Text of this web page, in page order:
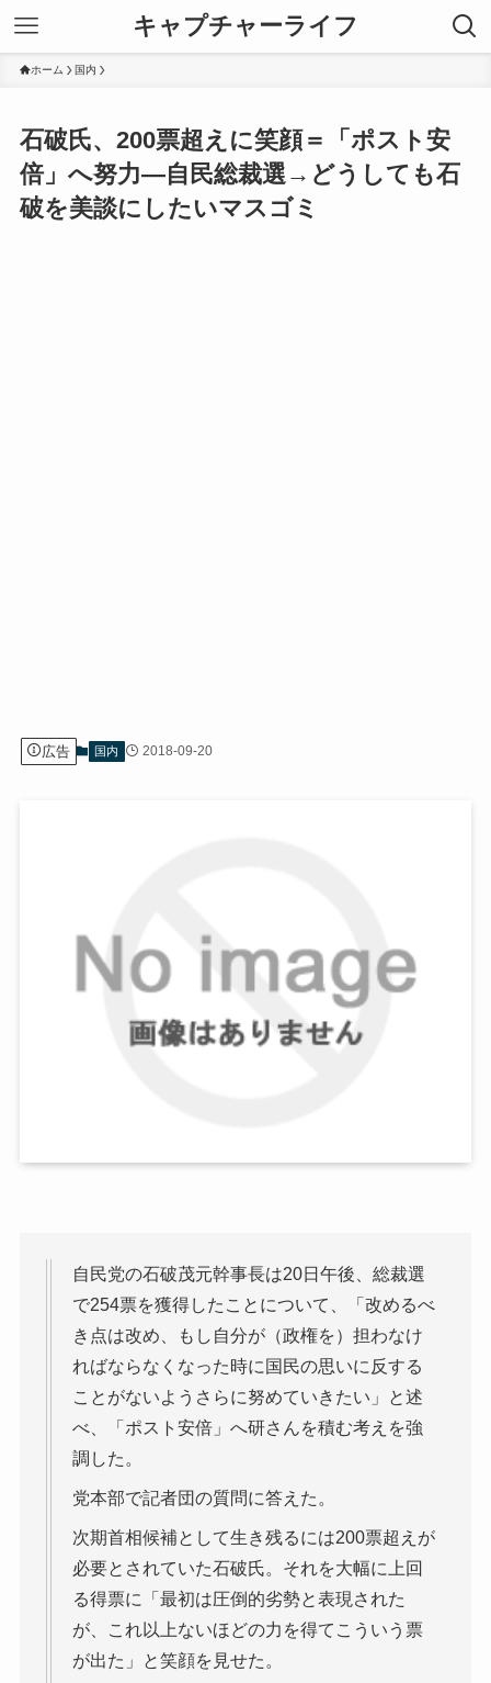
キャプチャーライフ
ホーム 国内
石破氏、200票超えに笑顔＝「ポスト安
倍」へ努力―自民総裁選→どうしても石
破を美談にしたいマスゴミ
広告 国内 2018-09-20
自民党の石破茂元幹事長は20日午後、総裁選
で254票を獲得したことについて、「改めるべ
き点は改め、もし自分が（政権を）担わなけ
ればならなくなった時に国民の思いに反する
ことがないようさらに努めていきたい」と述
べ、「ポスト安倍」へ研さんを積む考えを強
調した。
党本部で記者団の質問に答えた。
次期首相候補として生き残るには200票超えが
必要とされていた石破氏。それを大幅に上回
る得票に「最初は圧倒的劣勢と表現された
が、これ以上ないほどの力を得てこういう票
が出た」と笑顔を見せた。